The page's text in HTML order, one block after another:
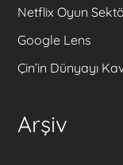
Netflix Oyun
Google Lens
Çin’in Dünyayı
Arşiv